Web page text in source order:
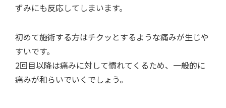
ずみにも反応してしまいます。
初めて施術する方はチクッとするような痛みが生じや
すいです。
2回目以降は痛みに対して慣れてくるため、一般的に
痛みが和らいでいくでしょう。